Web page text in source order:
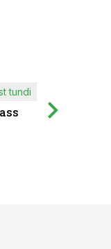
tundi